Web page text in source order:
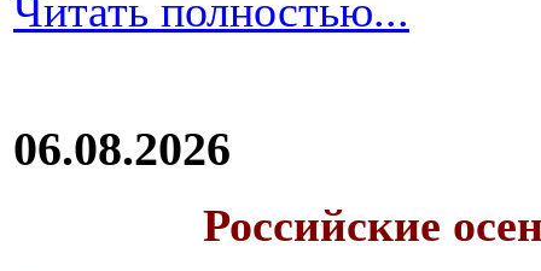
Читать полностью...
06.08.2026
Российские